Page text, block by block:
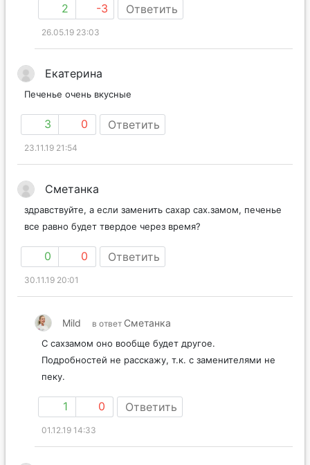
2 -3 Ответить
26.05.19 23:03
Екатерина
Печенье очень вкусные
3 0 Ответить
23.11.19 21:54
Сметанка
здравствуйте, а если заменить сахар сах.замом, печенье
все равно будет твердое через время?
0 0 Ответить
30.11.19 20:01
Mild в ответ Сметанка
С сахзамом оно вообще будет другое.
Подробностей не расскажу, т.к. с заменителями не
пеку.
1 0 Ответить
01.12.19 14:33